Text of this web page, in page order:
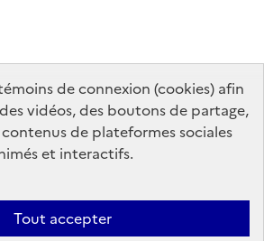
de connexion (cookies) afin
vidéos, des boutons de partage,
de plateformes sociales
et interactifs.
Tout accepter
info.gouv.fr
: partiellement conforme
Politique
connexion (cookies)